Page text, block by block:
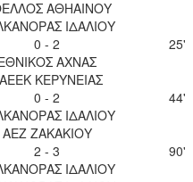
ΑΘΗΑΙΝΟΥ
ΙΔΑΛΙΟΥ
0 - 2
ΑΧΝΑΣ
25'
ΚΕΡΥΝΕΙΑΣ
0 - 2
ΙΔΑΛΙΟΥ
44'
ΑΕΖ ΖΑΚΑΚΙΟΥ
2 - 3
ΙΔΑΛΙΟΥ
90'